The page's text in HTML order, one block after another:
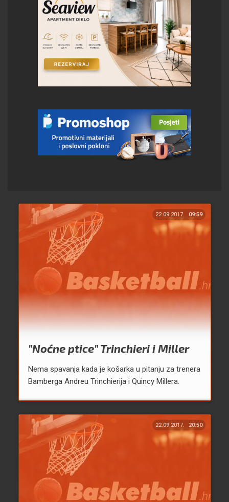
22.09.2017. 09:59
"Noćne ptice" Trinchieri i Miller
Nema spavanja kada je košarka u pitanju za trenera
Bamberga Andreu Trinchierija i Quincy Millera.
22.09.2017. 20:50